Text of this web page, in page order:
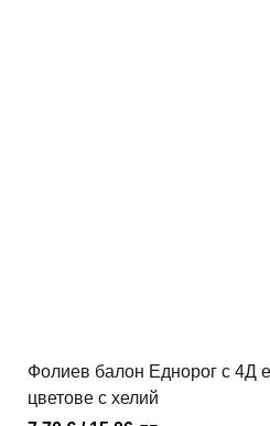
Фолиев балон Еднорог с 4Д
цветове с хелий